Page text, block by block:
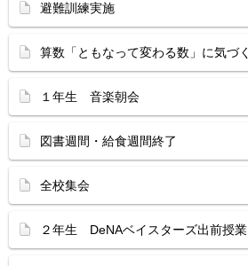
避難訓練実施
算数「ともなって変わる数」に気づく
１年生 音楽朝会
図書週間・給食週間終了
全校集会
２年生 DeNAベイスターズ出前授業